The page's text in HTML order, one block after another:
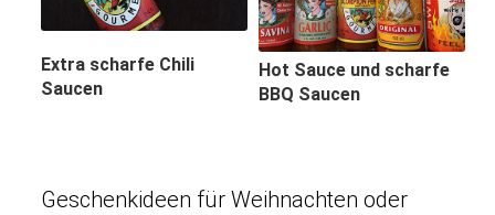
Extra scharfe Chili
Saucen
Hot Sauce und scharfe
BBQ Saucen
Geschenkideen für Weihnachten oder